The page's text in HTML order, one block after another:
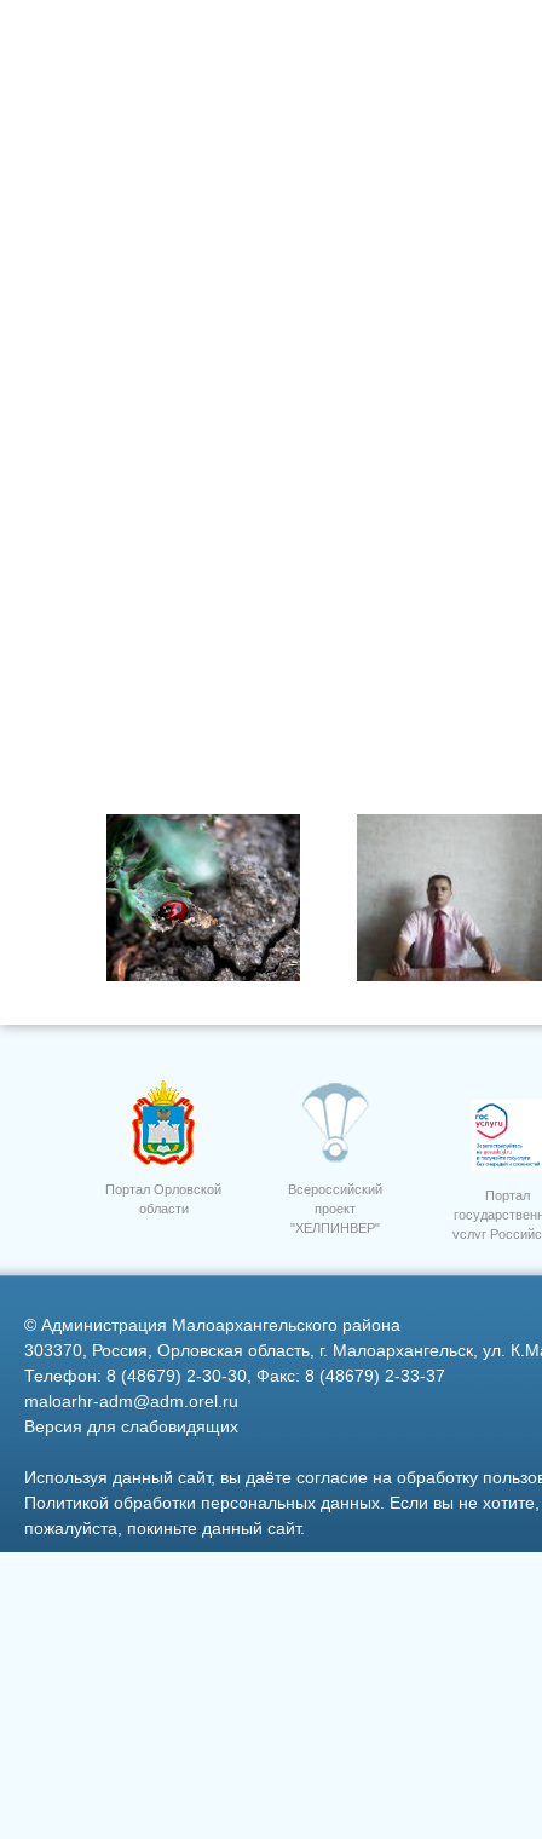
Кусков Александр
Портал Орловской
области
Всероссийский
проект
"ХЕЛПИНВЕР"
Портал
услуг
© Администрация Малоархангельского района
303370, Россия, Орловская область, г. Малоархангельск, ул.
Телефон: 8 (48679) 2-30-30, Факс: 8 (48679) 2-33-37
maloarhr-adm@adm.orel.ru
Версия для слабовидящих
Используя данный сайт, вы даёте согласие на обработку
Политикой обработки персональных данных . Если вы не
пожалуйста, покиньте данный сайт.